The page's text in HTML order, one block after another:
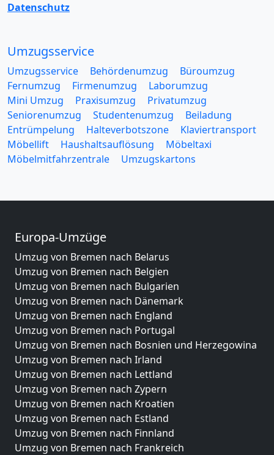
Datenschutz
Umzugsservice
Umzugsservice Behördenumzug
Büroumzug
Fernumzug
Firmenumzug
Laborumzug
Mini Umzug
Praxisumzug
Privatumzug
Seniorenumzug
Studentenumzug
Beiladung
Entrümpelung
Halteverbotszone
Klaviertransport
Möbellift
Haushaltsauflösung
Möbeltaxi
Möbelmitfahrzentrale
Umzugskartons
Europa-Umzüge
Umzug von Bremen nach Belarus
Umzug von Bremen nach Belgien
Umzug von Bremen nach Bulgarien
Umzug von Bremen nach Dänemark
Umzug von Bremen nach England
Umzug von Bremen nach Portugal
Umzug von Bremen nach Bosnien und Herzegowina
Umzug von Bremen nach Irland
Umzug von Bremen nach Lettland
Umzug von Bremen nach Zypern
Umzug von Bremen nach Kroatien
Umzug von Bremen nach Estland
Umzug von Bremen nach Finnland
Umzug von Bremen nach Frankreich